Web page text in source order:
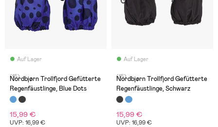
Auf Lager
(15)
Nordbjørn Trollfjord Gefütterte
Regenfäustlinge, Blue Dots
15,99 €
UVP: 16,99 €
Auf Lager
(15)
Nordbjørn Trollfjord Gefütterte
Regenfäustlinge, Schwarz
15,99 €
UVP: 16,99 €